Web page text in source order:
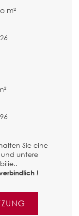
m²
Sie eine
untere
!